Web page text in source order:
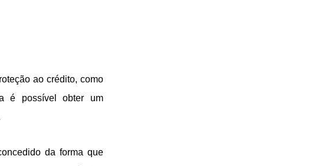
ao crédito, como
é possível obter um
da forma que